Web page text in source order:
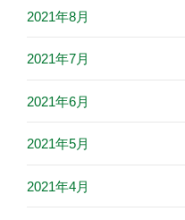
2021年8月
2021年7月
2021年6月
2021年5月
2021年4月